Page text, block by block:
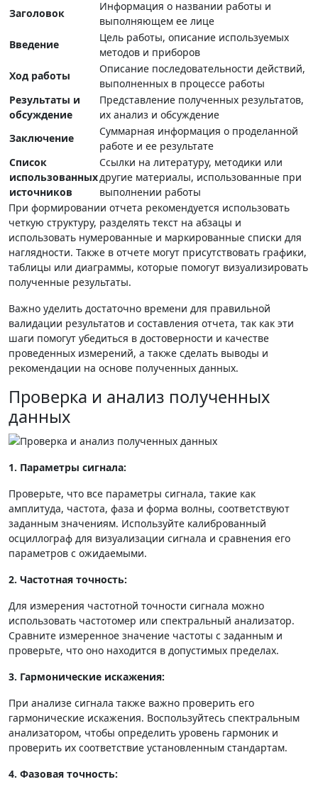
Заголовок
Информация о названии работы и
выполняющем ее лице
Введение
Цель работы, описание используемых
методов и приборов
Ход работы
Описание последовательности действий,
выполненных в процессе работы
Результаты и
обсуждение
Представление полученных результатов,
их анализ и обсуждение
Заключение
Суммарная информация о проделанной
работе и ее результате
Список
использованных
источников
Ссылки на литературу, методики или
другие материалы, использованные при
выполнении работы
При формировании отчета рекомендуется использовать
четкую структуру, разделять текст на абзацы и
использовать нумерованные и маркированные списки для
наглядности. Также в отчете могут присутствовать графики,
таблицы или диаграммы, которые помогут визуализировать
полученные результаты.
Важно уделить достаточно времени для правильной
валидации результатов и составления отчета, так как эти
шаги помогут убедиться в достоверности и качестве
проведенных измерений, а также сделать выводы и
рекомендации на основе полученных данных.
Проверка и анализ полученных
данных
1. Параметры сигнала:
Проверьте, что все параметры сигнала, такие как
амплитуда, частота, фаза и форма волны, соответствуют
заданным значениям. Используйте калиброванный
осциллограф для визуализации сигнала и сравнения его
параметров с ожидаемыми.
2. Частотная точность:
Для измерения частотной точности сигнала можно
использовать частотомер или спектральный анализатор.
Сравните измеренное значение частоты с заданным и
проверьте, что оно находится в допустимых пределах.
3. Гармонические искажения:
При анализе сигнала также важно проверить его
гармонические искажения. Воспользуйтесь спектральным
анализатором, чтобы определить уровень гармоник и
проверить их соответствие установленным стандартам.
4. Фазовая точность: